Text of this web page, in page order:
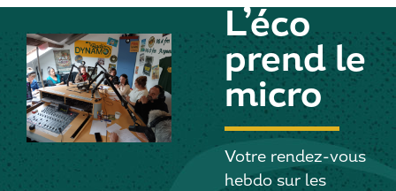
L’éco
prend le
micro
Votre rendez-vous
hebdo sur les